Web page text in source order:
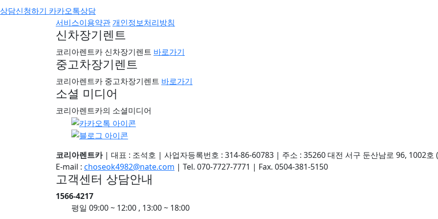
상담신청하기 카카오톡상담
서비스이용약관 개인정보처리방침
신차장기렌트
코리아렌트카 신차장기렌트 바로가기
중고차장기렌트
코리아렌트카 중고차장기렌트 바로가기
소셜 미디어
코리아렌트카의 소셜미디어
코리아렌트카 | 대표 : 조석호 | 사업자등록번호 : 314-86-60783 | 주소 : 35260 대전 서구 둔산남로 96, 1002호
E-mail : choseok4982@nate.com | Tel. 070-7727-7771 | Fax. 0504-381-5150
고객센터 상담안내
1566-4217
평일 09:00 ~ 12:00 , 13:00 ~ 18:00